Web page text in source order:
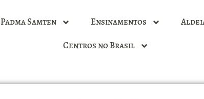
Samten Ensinamentos
Centros no Brasil